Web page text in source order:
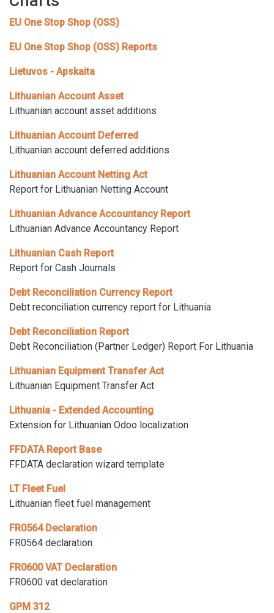
EU One Stop Shop (OSS)
EU One Stop Shop (OSS) Reports
Lietuvos - Apskaita
Lithuanian Account Asset
Lithuanian account asset additions
Lithuanian Account Deferred
Lithuanian account deferred additions
Lithuanian Account Netting Act
Report for Lithuanian Netting Account
Lithuanian Advance Accountancy Report
Lithuanian Advance Accountancy Report
Lithuanian Cash Report
Report for Cash Journals
Debt Reconciliation Currency Report
Debt reconciliation currency report for Lithuania
Debt Reconciliation Report
Debt Reconciliation (Partner Ledger) Report For Lithuania
Lithuanian Equipment Transfer Act
Lithuanian Equipment Transfer Act
Lithuania - Extended Accounting
Extension for Lithuanian Odoo localization
FFDATA Report Base
FFDATA declaration wizard template
LT Fleet Fuel
Lithuanian fleet fuel management
FR0564 Declaration
FR0564 declaration
FR0600 VAT Declaration
FR0600 vat declaration
GPM 312